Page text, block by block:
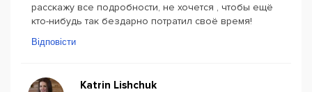
расскажу все подробности, не хочется , чтобы ещё
кто-нибудь так бездарно потратил своё время!
Відповісти
Katrin Lishchuk